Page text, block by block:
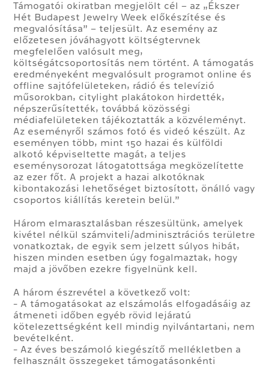
Támogatói okiratban megjelölt cél – az „Ékszer
Hét Budapest Jewelry Week előkészítése és
megvalósítása” – teljesült. Az esemény az
előzetesen jóváhagyott költségtervnek
megfelelően valósult meg,
költségátcsoportosítás nem történt. A támogatás
eredményeként megvalósult programot online és
offline sajtófelületeken, rádió és televízió
műsorokban, citylight plakátokon hirdették,
népszerűsítették, továbbá közösségi
médiafelületeken tájékoztatták a közvéleményt.
Az eseményről számos fotó és videó készült. Az
eseményen több, mint 150 hazai és külföldi
alkotó képviseltette magát, a teljes
eseménysorozat látogatottsága megközelítette
az ezer főt. A projekt a hazai alkotóknak
kibontakozási lehetőséget biztosított, önálló vagy
csoportos kiállítás keretein belül.”
Három elmarasztalásban részesültünk, amelyek
kivétel nélkül számviteli/adminisztrációs területre
vonatkoztak, de egyik sem jelzett súlyos hibát,
hiszen minden esetben úgy fogalmaztak, hogy
majd a jövőben ezekre figyelnünk kell.
A három észrevétel a következő volt:
- A támogatásokat az elszámolás elfogadásáig az
átmeneti időben egyéb rövid lejáratú
kötelezettségként kell mindig nyilvántartani, nem
bevételként.
- Az éves beszámoló kiegészítő mellékletben a
felhasznált összegeket támogatásonkénti